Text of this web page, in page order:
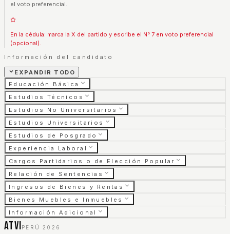
el voto preferencial.
En la cédula: marca la X del partido y escribe el N° 7 en voto preferencial
(opcional).
Información del candidato
EXPANDIR TODO
Educación Básica
Estudios Técnicos
Estudios No Universitarios
Estudios Universitarios
Estudios de Posgrado
Experiencia Laboral
Cargos Partidarios o de Elección Popular
Relación de Sentencias
Ingresos de Bienes y Rentas
Bienes Muebles e Inmuebles
Información Adicional
ATVI PERÚ 2026